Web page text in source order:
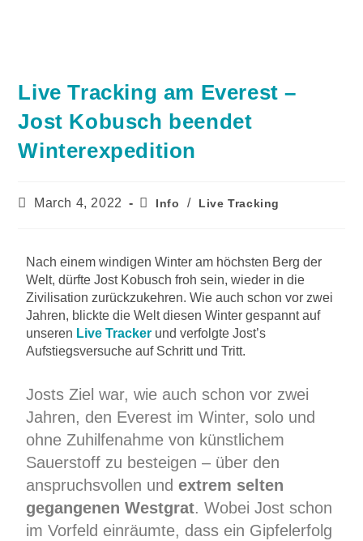
Live Tracking am Everest –
Jost Kobusch beendet
Winterexpedition
March 4, 2022 Info / Live Tracking
Nach einem windigen Winter am höchsten Berg der
Welt, dürfte Jost Kobusch froh sein, wieder in die
Zivilisation zurückzukehren. Wie auch schon vor zwei
Jahren, blickte die Welt diesen Winter gespannt auf
unseren Live Tracker und verfolgte Jost’s
Aufstiegsversuche auf Schritt und Tritt.
Josts Ziel war, wie auch schon vor zwei
Jahren, den Everest im Winter, solo und
ohne Zuhilfenahme von künstlichem
Sauerstoff zu besteigen – über den
anspruchsvollen undextrem selten
gegangenen Westgrat. Wobei Jost schon
im Vorfeld einräumte, dass ein Gipfelerfolg